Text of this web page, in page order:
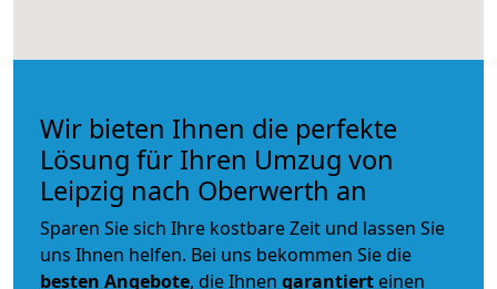
Wir bieten Ihnen die perfekte
Lösung für Ihren Umzug von
Leipzig nach Oberwerth an
Sparen Sie sich Ihre kostbare Zeit und lassen Sie
uns Ihnen helfen. Bei uns bekommen Sie die
besten Angebote, die Ihnen garantiert einen